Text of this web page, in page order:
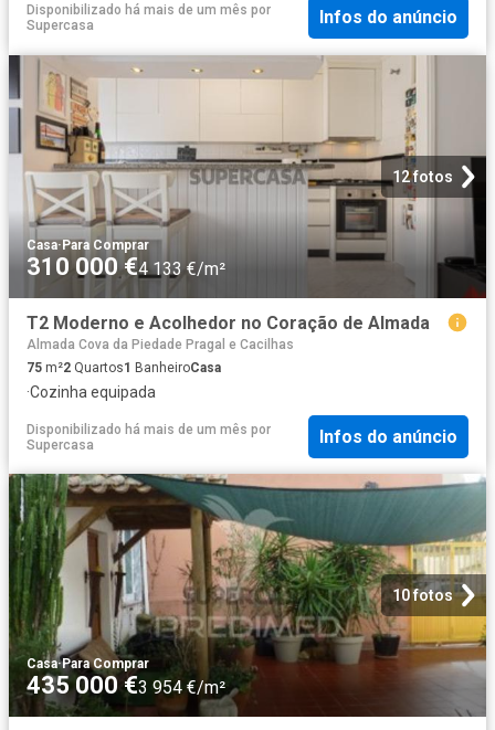
Disponibilizado há mais de um mês por
Supercasa
Infos do anúncio
12 fotos
Casa·Para Comprar
310 000 €4 133 €/m²
T2 Moderno e Acolhedor no Coração de Almada
Almada Cova da Piedade Pragal e Cacilhas
75 m²2 Quartos1 BanheiroCasa
·Cozinha equipada
Disponibilizado há mais de um mês por
Supercasa
Infos do anúncio
10 fotos
Casa·Para Comprar
435 000 €3 954 €/m²